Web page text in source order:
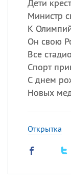
Дети
Министр
К
Он свою
Все
Спорт
С днем
Новых
Открытка